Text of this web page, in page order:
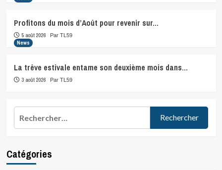
Profitons du mois d’Août pour revenir sur…
5 août 2026 Par TL59
News
La trêve estivale entame son deuxième mois dans…
3 août 2026 Par TL59
Rechercher :
Catégories